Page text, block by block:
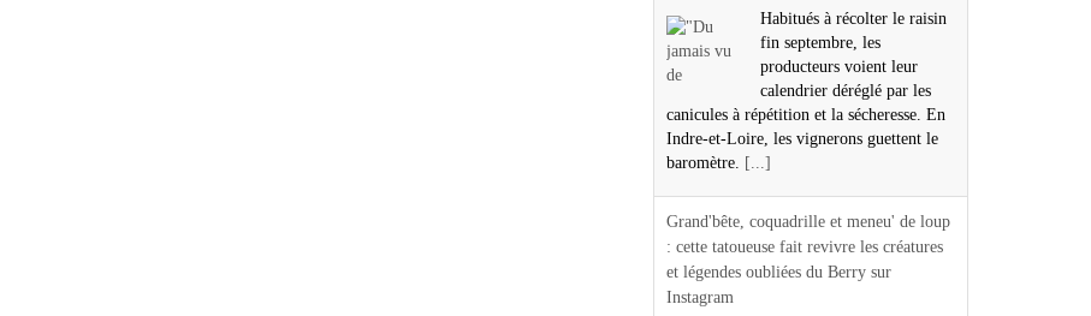
Habitués à récolter le raisin
fin septembre, les
producteurs voient leur
calendrier déréglé par les
canicules à répétition et la sécheresse. En
Indre-et-Loire, les vignerons guettent le
baromètre.
[...]
Grand'bête, coquadrille et meneu' de loup
: cette tatoueuse fait revivre les créatures
et légendes oubliées du Berry sur
Instagram